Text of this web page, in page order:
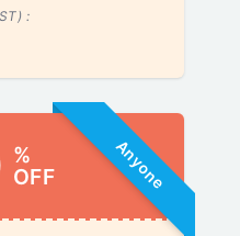
:
Anyone
%
OFF